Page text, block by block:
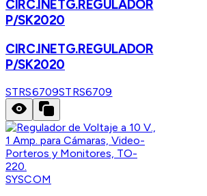
CIRC.INETG.REGULADOR
P/SK2020
CIRC.INETG.REGULADOR
P/SK2020
STRS6709STRS6709
SYSCOM